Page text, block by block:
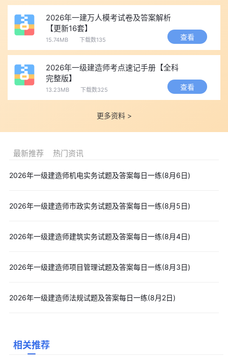
D.第Ⅱ类有形磨损和第Ⅱ类无形磨损
查看答案解析
以上是“2026一级建造师经济试题及答案每日一练（5月13
日）”相关内容，希望能帮到大家。
为考生更好的备考一级建造师考
试，小编准备了精华考点、模拟试题、历年真题和考试大纲，您可
2026年一建万人模考试卷及答案解析
【更新16套】
15.74MB 下载数135 查看
2026年一级建造师考点速记手册【全科
完整版】
13.23MB 下载数325 查看
更多资料 >
最新推荐 热门资讯
2026年一级建造师机电实务试题及答案每日一练(8月6日)
2026年一级建造师市政实务试题及答案每日一练(8月5日)
2026年一级建造师建筑实务试题及答案每日一练(8月4日)
2026年一级建造师项目管理试题及答案每日一练(8月3日)
2026年一级建造师法规试题及答案每日一练(8月2日)
相关推荐